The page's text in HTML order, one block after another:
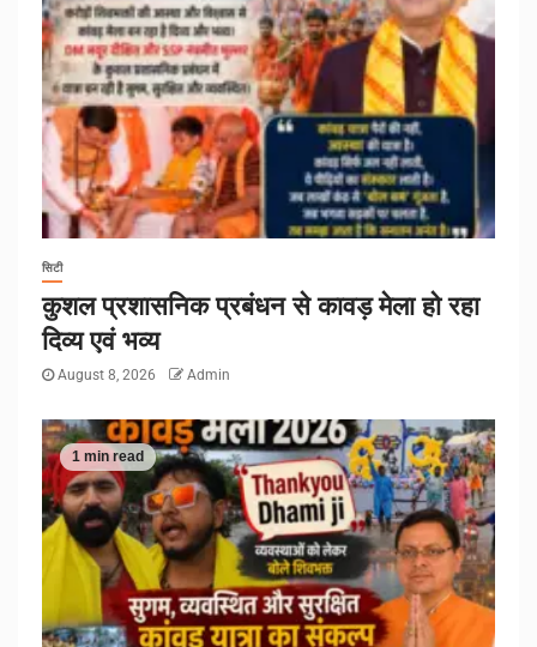
सिटी
कुशल प्रशासनिक प्रबंधन से कावड़ मेला हो रहा
दिव्य एवं भव्य
August 8, 2026 Admin
1 min read